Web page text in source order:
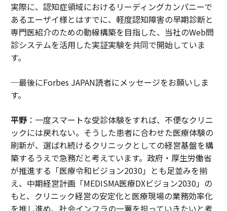
実際に、認知症領域におけるリーディングカンパニーで
あるエーザイ様とはすでに、軽度認知障害の早期診断と
専門医紹介のための動線構築を目指した、当社のWeb問
診システムを活用した実証実験を共同で開始していま
す。
─最後にForbes JAPAN読者にメッセージをお願いしま
す。
平野：一度スマートな受診体験をすれば、不便なクリニ
ックには戻れない。そうした患者に合わせた医療体験の
刷新が、選ばれ続けるクリニックとしての経営基盤を構
築するうえで急務だと考えています。政府・厚生労働省
が推進する「医療令和ビジョン2030」とも足並みを揃
え、中期経営計画「MEDISMA医療DXビジョン2030」の
もと、クリニック経営の安定化と医療現場の業務効率化
を推し進め、社会インフラの一翼を担っていきたいと考